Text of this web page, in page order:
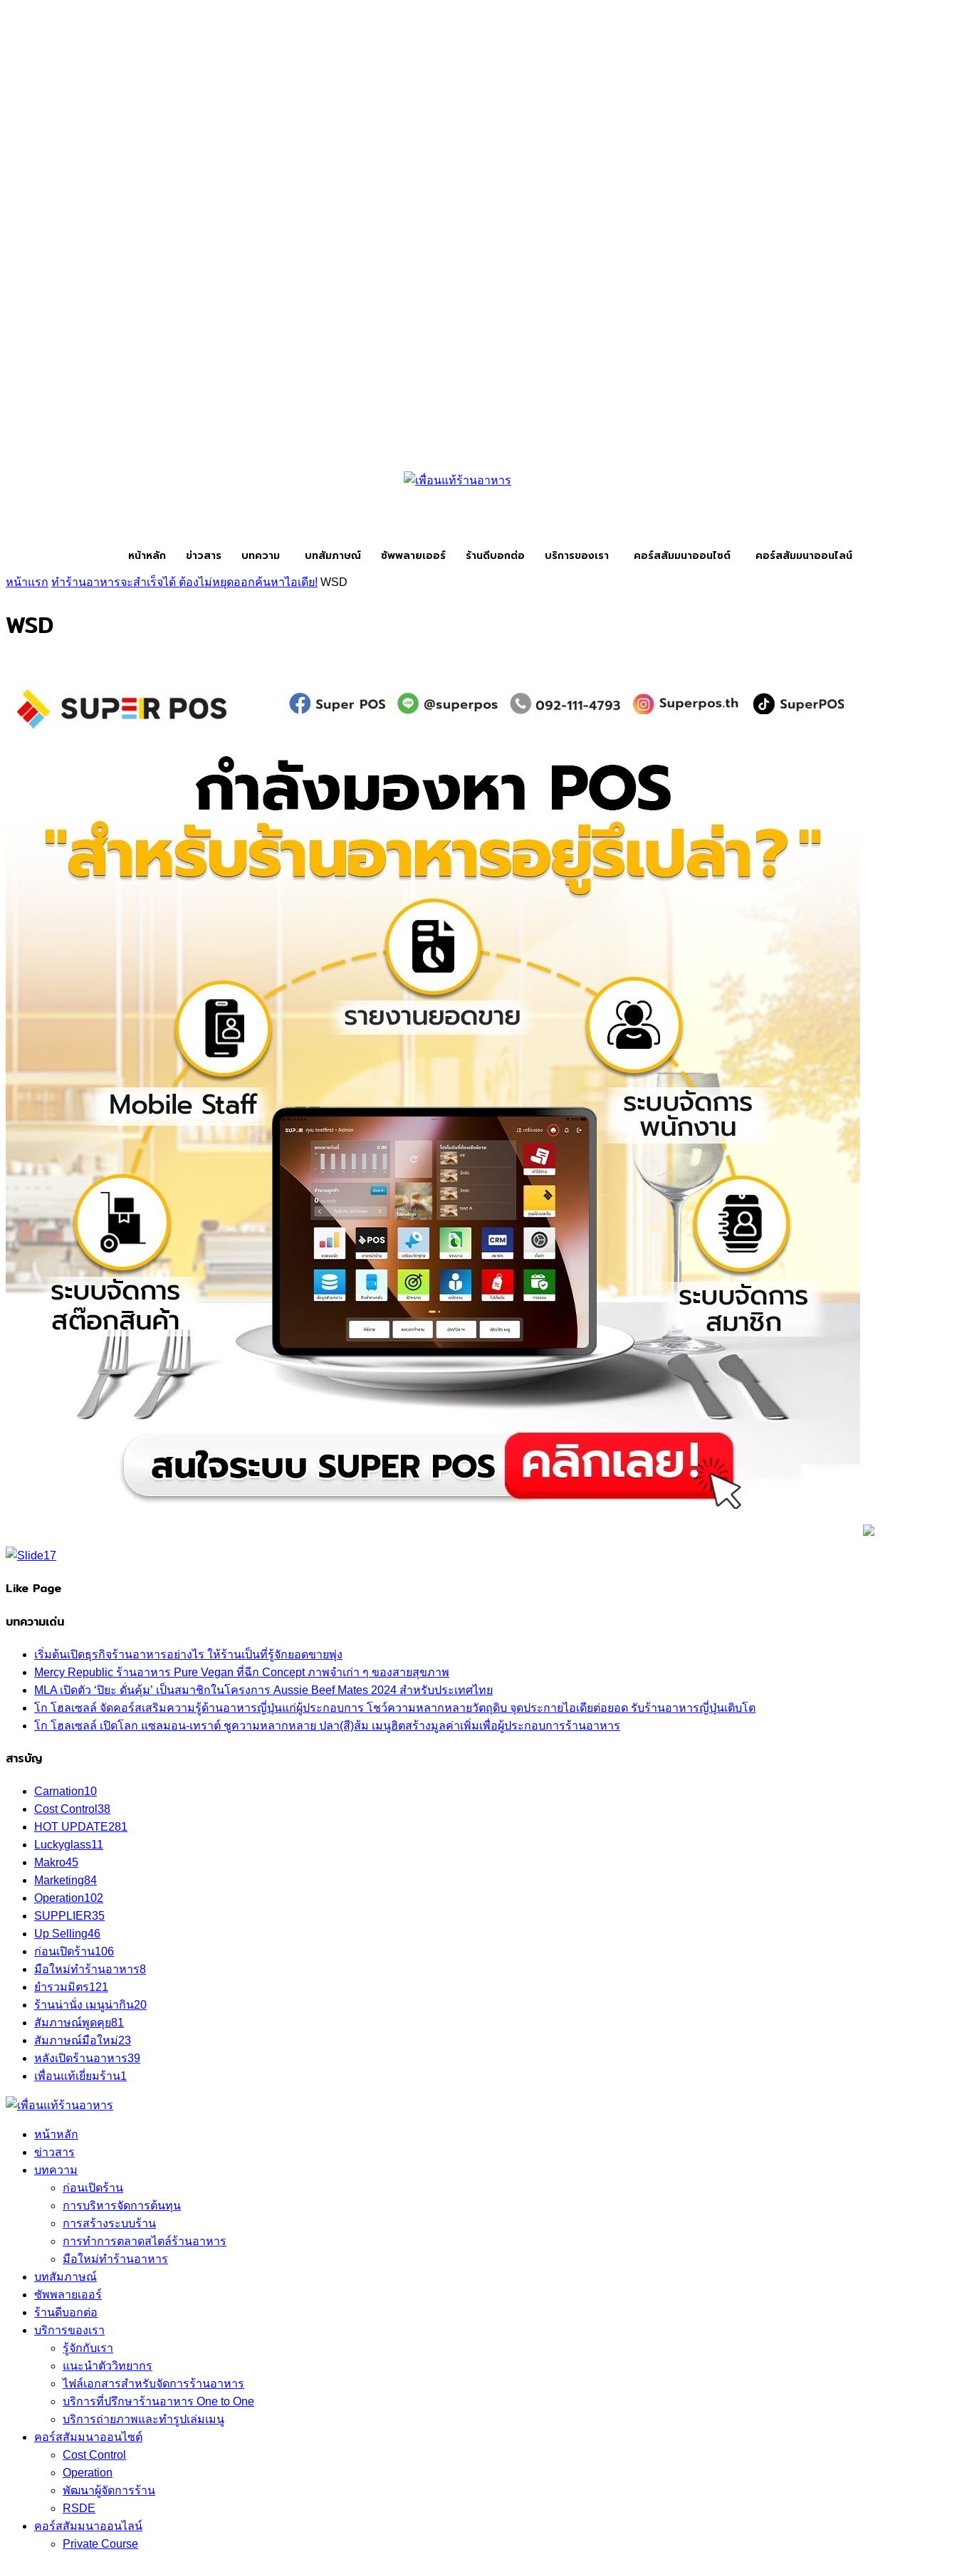
หน้าหลัก ข่าวสาร บทความ บทสัมภาษณ์ ซัพพลายเออร์ ร้านดีบอกต่อ บริการของเรา คอร์สสัมมนาออนไซต์ คอร์สสัมมนาออนไลน์
หน้าแรก ทำร้านอาหารจะสำเร็จได้ ต้องไม่หยุดออกค้นหาไอเดีย! WSD
WSD
Like Page
บทความเด่น
เริ่มต้นเปิดธุรกิจร้านอาหารอย่างไร ให้ร้านเป็นที่รู้จักยอดขายพุ่ง
Mercy Republic ร้านอาหาร Pure Vegan ที่ฉีก Concept ภาพจำเก่า ๆ ของสายสุขภาพ
MLA เปิดตัว ‘ปิยะ ดั่นคุ้ม’ เป็นสมาชิกในโครงการ Aussie Beef Mates 2024 สำหรับประเทศไทย
โก โฮลเซลล์ จัดคอร์สเสริมความรู้ด้านอาหารญี่ปุ่นแก่ผู้ประกอบการ โชว์ความหลากหลายวัตถุดิบ จุดประกายไอเดียต่อยอด รับร้านอาหารญี่ปุ่นเติบโต
โก โฮลเซลล์ เปิดโลก แซลมอน-เทราต์ ชูความหลากหลาย ปลา(สี)ส้ม เมนูฮิตสร้างมูลค่าเพิ่มเพื่อผู้ประกอบการร้านอาหาร
สารบัญ
Carnation10
Cost Control 38
HOT UPDATE281
Luckyglass11
Makro45
Marketing84
Operation102
SUPPLIER35
Up Selling46
ก่อนเปิดร้าน106
มือใหม่ทำร้านอาหาร8
ยำรวมมิตร121
ร้านน่านั่ง เมนูน่ากิน20
สัมภาษณ์พูดคุย81
สัมภาษณ์มือใหม่23
หลังเปิดร้านอาหาร39
เพื่อนแท้เยี่ยมร้าน1
หน้าหลัก
ข่าวสาร
บทความ
ก่อนเปิดร้าน
การบริหารจัดการต้นทุน
การสร้างระบบร้าน
การทำการตลาดสไตล์ร้านอาหาร
มือใหม่ทำร้านอาหาร
บทสัมภาษณ์
ซัพพลายเออร์
ร้านดีบอกต่อ
บริการของเรา
รู้จักกับเรา
แนะนำตัววิทยากร
ไฟล์เอกสารสำหรับจัดการร้านอาหาร
บริการที่ปรึกษาร้านอาหาร One to One
บริการถ่ายภาพและทำรูปเล่มเมนู
คอร์สสัมมนาออนไซต์
Cost Control
Operation
พัฒนาผู้จัดการร้าน
RSDE
คอร์สสัมมนาออนไลน์
Private Course